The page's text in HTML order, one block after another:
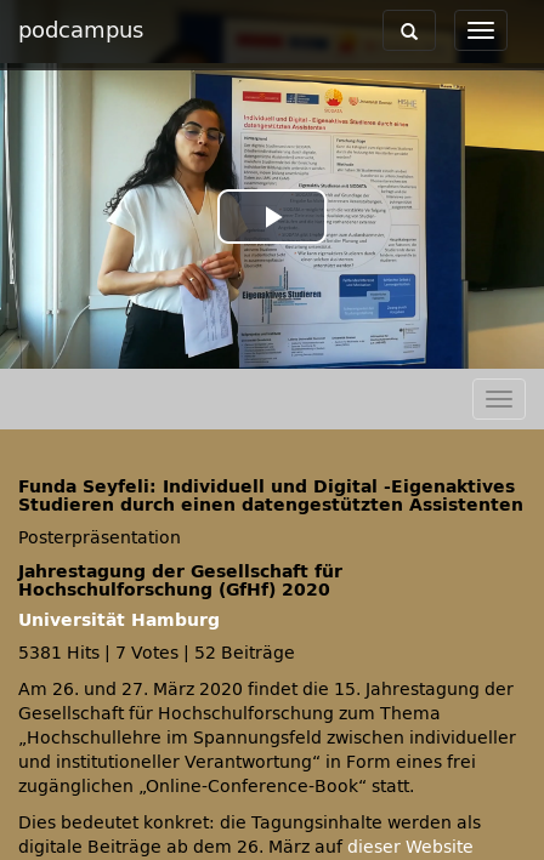
podcampus
Toggle
Toggle
navigation
Play
Video
Funda Seyfeli: Individuell und Digital -Eigenaktives
Studieren durch einen datengestützten Assistenten
Posterpräsentation
Jahrestagung der Gesellschaft für
Hochschulforschung (GfHf) 2020
Universität Hamburg
5381 Hits
7 Votes
52 Beiträge
Am 26. und 27. März 2020 findet die 15. Jahrestagung der
Gesellschaft für Hochschulforschung zum Thema
„Hochschullehre im Spannungsfeld zwischen individueller
und institutioneller Verantwortung“ in Form eines frei
zugänglichen „Online-Conference-Book“ statt.
Dies bedeutet konkret: die Tagungsinhalte werden als
digitale Beiträge ab dem 26. März aufdieser Website